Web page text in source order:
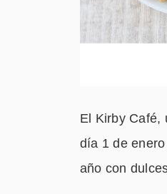
El Kirby Café,
día 1 de
año con